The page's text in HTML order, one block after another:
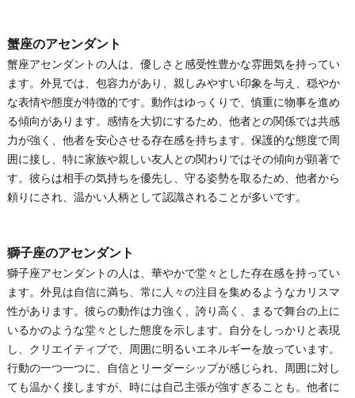
蟹座のアセンダント
蟹座アセンダントの人は、優しさと感受性豊かな雰囲気を持ってい
ます。外見では、包容力があり、親しみやすい印象を与え、穏やか
な表情や態度が特徴的です。動作はゆっくりで、慎重に物事を進め
る傾向があります。感情を大切にするため、他者との関係では共感
力が強く、他者を安心させる存在感を持ちます。保護的な態度で周
囲に接し、特に家族や親しい友人との関わりではその傾向が顕著で
す。彼らは相手の気持ちを優先し、守る姿勢を取るため、他者から
頼りにされ、温かい人柄として認識されることが多いです。
獅子座のアセンダント
獅子座アセンダントの人は、華やかで堂々とした存在感を持ってい
ます。外見は自信に満ち、常に人々の注目を集めるようなカリスマ
性があります。彼らの動作は力強く、誇り高く、まるで舞台の上に
いるかのような堂々とした態度を示します。自分をしっかりと表現
し、クリエイティブで、周囲に明るいエネルギーを放っています。
行動の一つ一つに、自信とリーダーシップが感じられ、周囲に対し
ても温かく接しますが、時には自己主張が強すぎることも。他者に